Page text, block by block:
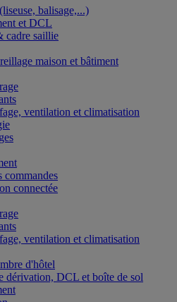
balisage,...)
et DCL
cadre saillie
maison et bâtiment
ventilation et climatisation
commandes
connectée
ventilation et climatisation
d'hôtel
dérivation, DCL et boîte de sol